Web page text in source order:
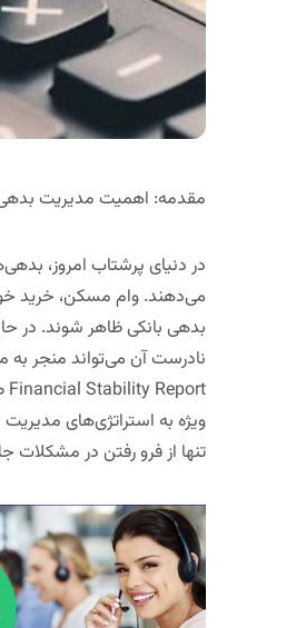
مقدمه: اهمیت مدیریت بدهی
در دنیای پرشتاب امروز،
می‌دهند. وام مسکن، خرید
بدهی بانکی ظاهر شوند. در
نادرست آن می‌تواند منجر
Financial Stability Report
ویژه به استراتژی‌های
تنها از فرو رفتن در مشکلات